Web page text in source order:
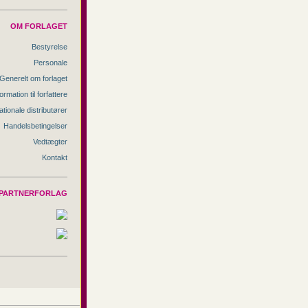
OM FORLAGET
Bestyrelse
Personale
Generelt om forlaget
til forfattere
distributører
Handelsbetingelser
Vedtægter
Kontakt